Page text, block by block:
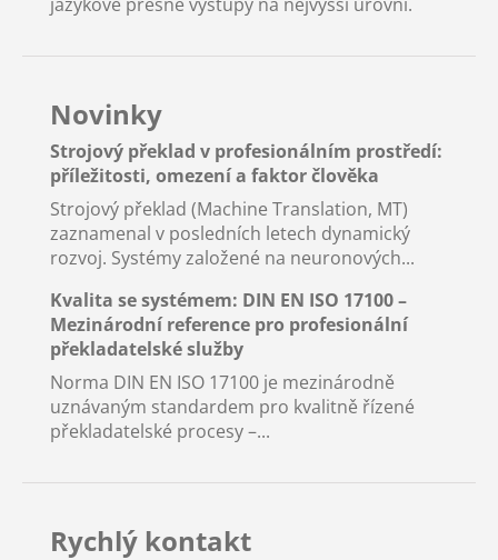
Novinky
Strojový překlad v profesionálním prostředí:
příležitosti, omezení a faktor člověka
Strojový překlad (Machine Translation, MT)
zaznamenal v posledních letech dynamický
rozvoj. Systémy založené na neuronových...
Kvalita se systémem: DIN EN ISO 17100 –
Mezinárodní reference pro profesionální
překladatelské služby
Norma DIN EN ISO 17100 je mezinárodně
uznávaným standardem pro kvalitně řízené
překladatelské procesy –...
Rychlý kontakt